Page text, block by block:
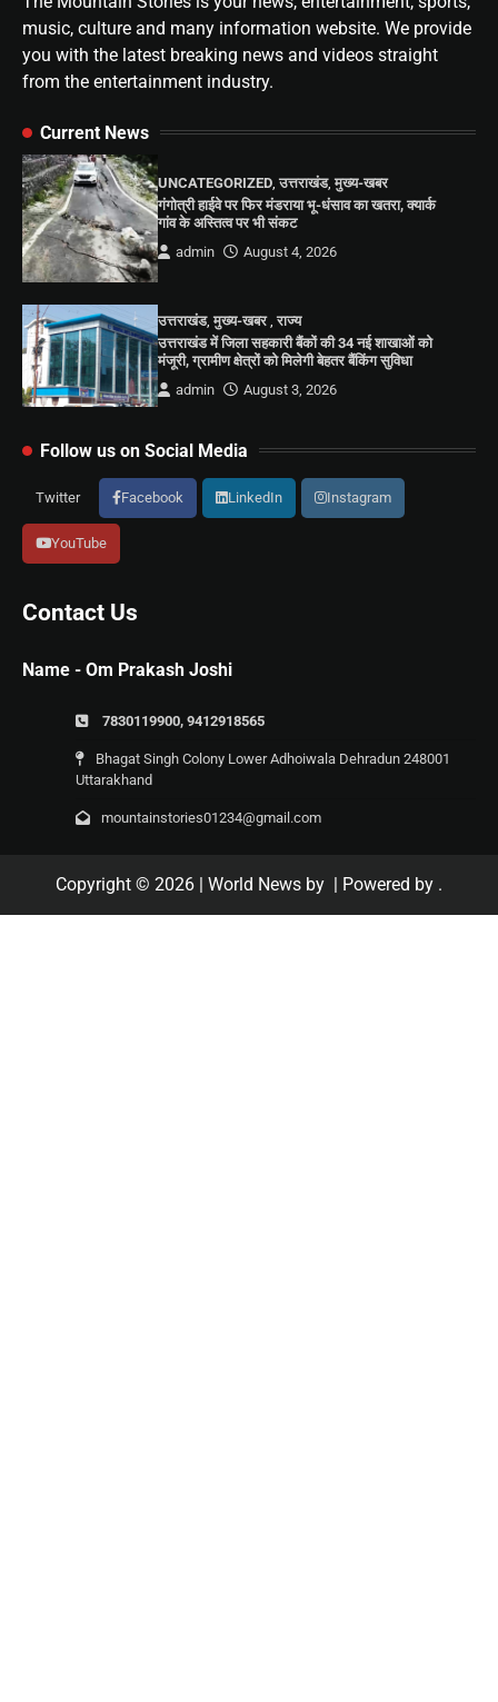
music, culture and many information website. We provide
you with the latest breaking news and videos straight
from the entertainment industry.
Current News
UNCATEGORIZED,उत्तराखंड,मुख्य-खबर
गंगोत्री हाईवे पर फिर मंडराया भू-धंसाव का खतरा, क्यार्क
गांव के अस्तित्व पर भी संकट
admin
August 4, 2026
उत्तराखंड,मुख्य-खबर ,राज्य
उत्तराखंड में जिला सहकारी बैंकों की 34 नई शाखाओं को
मंजूरी, ग्रामीण क्षेत्रों को मिलेगी बेहतर बैंकिंग सुविधा
admin
August 3, 2026
Follow us on Social Media
Twitter Facebook LinkedIn Instagram
YouTube
Contact Us
Name - Om Prakash Joshi
7830119900, 9412918565
Bhagat Singh Colony Lower Adhoiwala Dehradun 248001
Uttarakhand
mountainstories01234@gmail.com
Copyright © 2026 | World News by | Powered by .